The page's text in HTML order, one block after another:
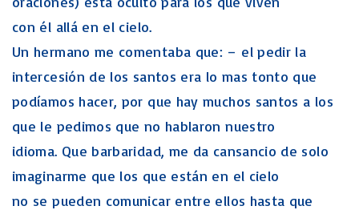
con él allá en el cielo.
Un hermano me comentaba que: – el pedir la
intercesión de los santos era lo mas tonto que
podíamos hacer, por que hay muchos santos a los
que le pedimos que no hablaron nuestro
idioma. Que barbaridad, me da cansancio de solo
imaginarme que los que están en el cielo
no se pueden comunicar entre ellos hasta que